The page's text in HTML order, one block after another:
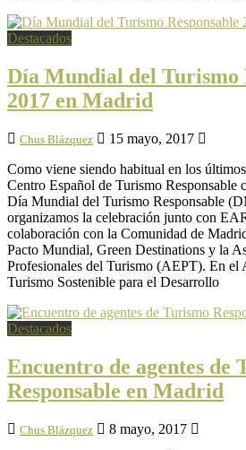
Destacados
Día Mundial del Turismo
2017 en Madrid
Chus Blázquez
15 mayo, 2017
Como viene siendo habitual en los
Centro Español de Turismo Responsable
Día Mundial del Turismo Responsable
organizamos la celebración junto con
colaboración con la Comunidad de
Pacto Mundial, Green Destinations y la
Profesionales del Turismo (AEPT). En el
Turismo Sostenible para el Desarrollo
Destacados
Encuentro de agentes de
Responsable en Madrid
Chus Blázquez
8 mayo, 2017